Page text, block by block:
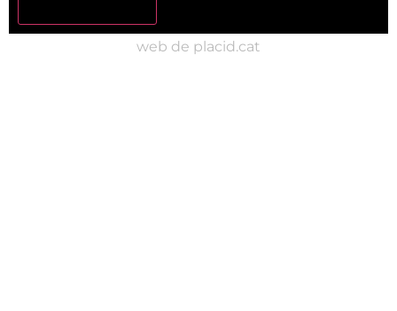
web de placid.cat